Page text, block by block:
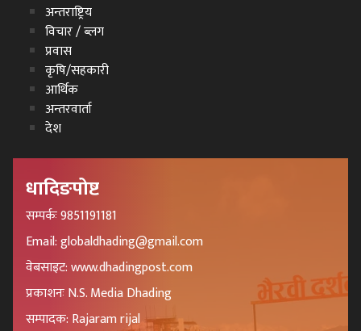
अन्तराष्ट्रिय
विचार / ब्लग
प्रवास
कृषि/सहकारी
आर्थिक
अन्तरवार्ता
देश
धादिङपोष्ट
सम्पर्कः 9851191181
Email: globaldhading@gmail.com
वेबसाइट: www.dhadingpost.com
प्रकाशनः N.S. Media Dhading
सम्पादक: Rajaram rijal